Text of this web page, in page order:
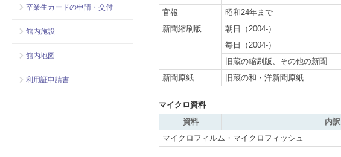
官報
昭和24年まで
新聞縮刷版
朝日（2004-）
毎日（2004-）
旧蔵の縮刷版、その他の新聞
新聞原紙
旧蔵の和・洋新聞原紙
マイクロ資料
資料
内訳
マイクロフィルム・マイクロフィッシュ
卒業生カードの申請・交付
館内施設
館内地図
利用証申請書